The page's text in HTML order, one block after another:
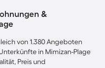
&
von 1.380 Angeboten
in Mimizan-Plage
Preis und